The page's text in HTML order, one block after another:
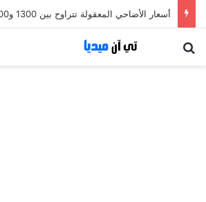
أسعار الأضاحي المعقولة تتراوح بين 1300 و1700 دينار